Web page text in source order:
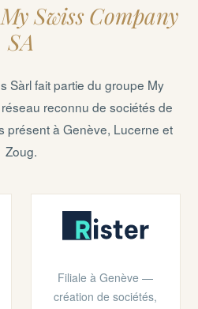
My Swiss Company
SA
Sàrl fait partie du groupe My
reconnu de sociétés de
présent à Genève, Lucerne et
Zoug.
Filiale à Genève —
création de sociétés,